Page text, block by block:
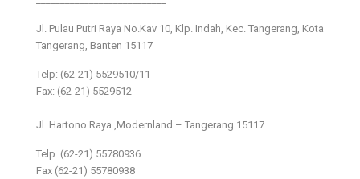
Jl. Pulau Putri Raya No.Kav 10, Klp. Indah, Kec. Tangerang, Kota
Tangerang, Banten 15117
Telp: (62-21) 5529510/11
Fax: (62-21) 5529512
Jl. Hartono Raya ,Modernland – Tangerang 15117
Telp. (62-21) 55780936
Fax (62-21) 55780938